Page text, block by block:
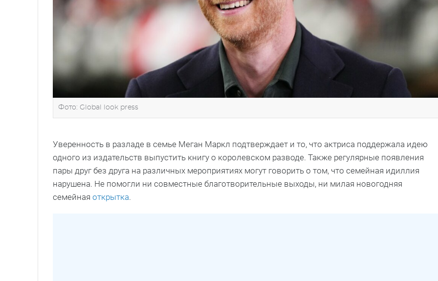
Фото: Global look press
Уверенность в разладе в семье Меган Маркл подтверждает и то, что актриса поддержала идею
одного из издательств выпустить книгу о королевском разводе. Также регулярные появления
пары друг без друга на различных мероприятиях могут говорить о том, что семейная идиллия
нарушена. Не помогли ни совместные благотворительные выходы, ни милая новогодняя
семейная открытка.